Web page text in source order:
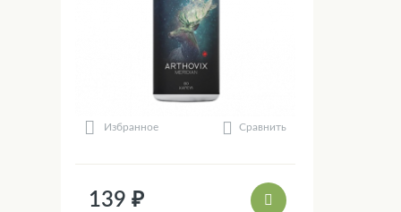
Избранное Сравнить
139 ₽